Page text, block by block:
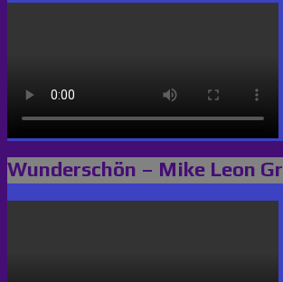
Wunderschön – Mike Leon